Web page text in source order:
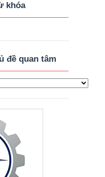
khóa
đề quan tâm